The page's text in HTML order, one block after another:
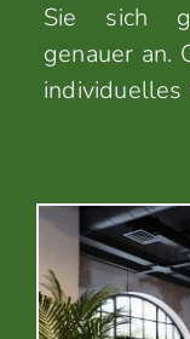
Sie sich
genauer an.
individuelles